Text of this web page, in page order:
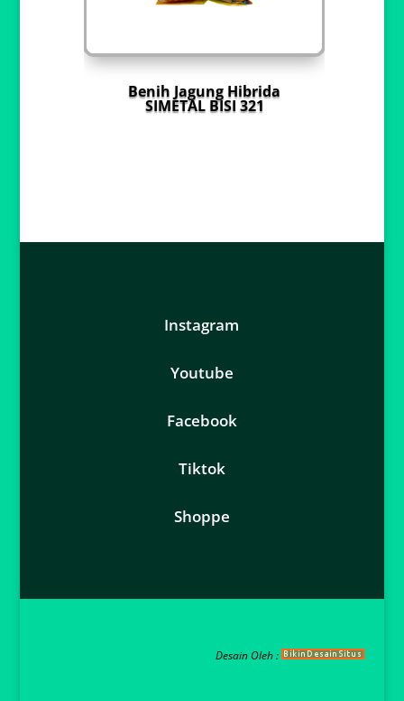
Benih Jagung Hibrida
SIMETAL BISI 321
Instagram
Youtube
Facebook
Tiktok
Shoppe
Desain Oleh :